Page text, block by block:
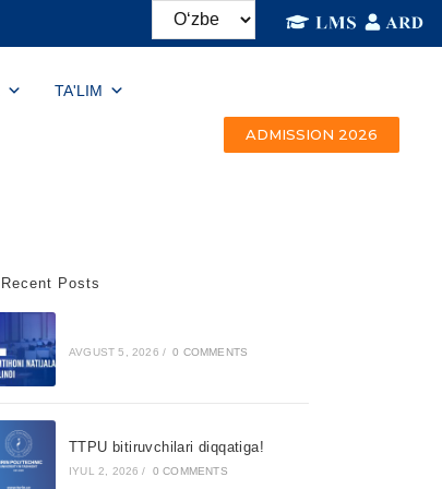
TA'LIM
ADMISSION 2026
Recent Posts
AVGUST 5, 2026 / 0 COMMENTS
TTPU bitiruvchilari diqqatiga!
IYUL 2, 2026 / 0 COMMENTS